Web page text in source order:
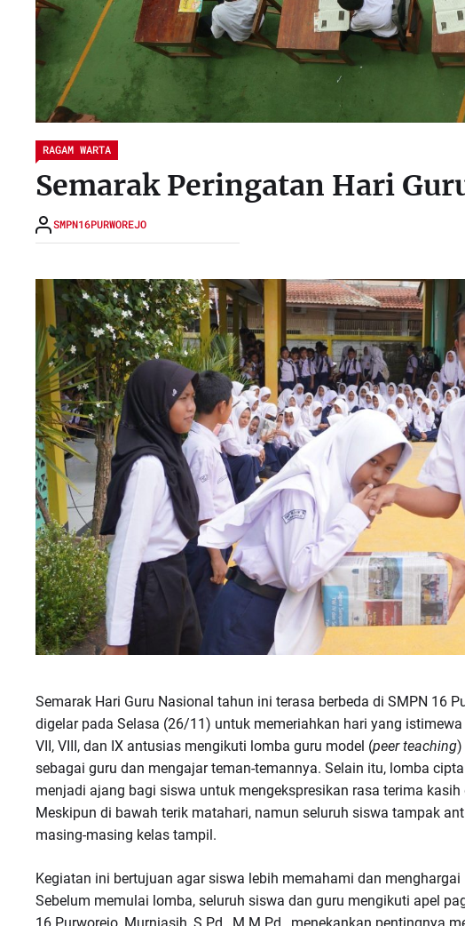
RAGAM WARTA
Semarak Peringatan Hari
SMPN16PURWOREJO
Semarak Hari Guru Nasional tahun ini terasa berbeda di SMPN 16
digelar pada Selasa (26/11) untuk memeriahkan hari yang
VII, VIII, dan IX antusias mengikuti lomba guru model (peer teaching)
sebagai guru dan mengajar teman-temannya. Selain itu, lomba
menjadi ajang bagi siswa untuk mengekspresikan rasa terima
Meskipun di bawah terik matahari, namun seluruh siswa tampak
masing-masing kelas tampil.
Kegiatan ini bertujuan agar siswa lebih memahami dan
Sebelum memulai lomba, seluruh siswa dan guru mengikuti apel